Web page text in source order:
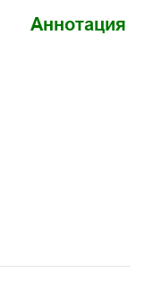
Аннотация